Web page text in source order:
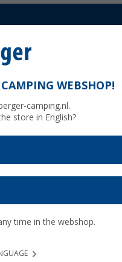
bijverwarming
€
Prijzen incl.
€
WEBSHOP!
camping.nl.
store in English?
time in the webshop.